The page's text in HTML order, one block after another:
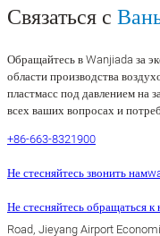
Связаться с
Обращайтесь в Wanjiada за
области производства
пластмасс под давлением на
всех ваших вопросах и
+86-663-8321900
Не стесняйтесь звонить нам
Не стесняйтесь обращаться к
Road, Jieyang Airport